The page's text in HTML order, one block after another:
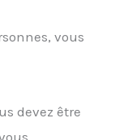
vous
devez être